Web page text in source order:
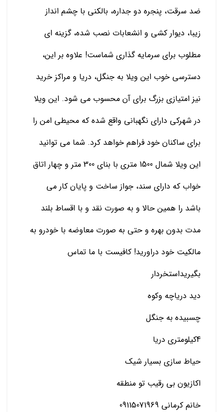
ضد سرقت، پنجره دو جداره، بالکنی با چشم انداز
زیبا، دیوار کشی و انشعابات نصب شده، گزینه ای
مطلوب برای سرمایه گذاری شماست! علاوه بر این،
دسترسی خوب این ویلا به جنگل، دریا و مراکز خرید
نیز امتیازی بزرگ برای آن محسوب می شود. این ویلا
در شهرکی دارای نگهبانی واقع شده که محیطی امن را
برای ساکنان خود فراهم خواهد کرد. شما می توانید
این ویلا شمال 1500 متری با بنای 300 متر و چهار اتاق
خواب که دارای سند، جواز ساخت و پایان کار می
باشد را همین حالا و به صورت نقد و با اقساط بلند
مدت بدون بهره و حتی به صورت معاوضه با خودرو به
مالکیت خود دراورید! کافیست با ما تماس
بگیریداستخردار
دید دریاچه وکوه
چسبیده به جنگل
4کیلومتری دریا
حیاط سازی بسیار شیک
اکازیون بی رقیب تو منطقه
خانم کرمانی 09115071969